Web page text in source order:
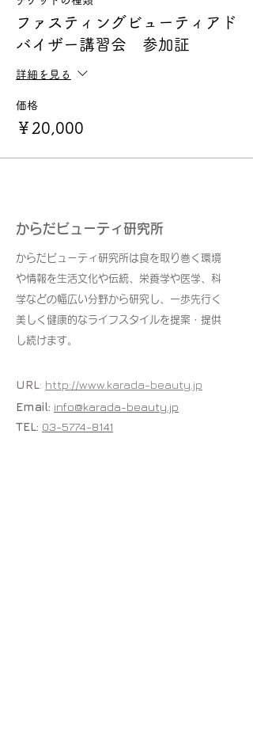
ファスティングビューティアド
バイザー講習会 参加証
詳細を見る
価格
￥20,000
からだビューティ研究所
からだビューティ研究所は食を取り巻く環境
や情報を生活文化や伝統、栄養学や医学、科
学などの幅広い分野から研究し、一歩先行く
美しく健康的なライフスタイルを提案・提供
し続けます。
URL: http://www.karada-beauty.jp
Email: info@karada-beauty.jp
TEL: 03-5774-8141